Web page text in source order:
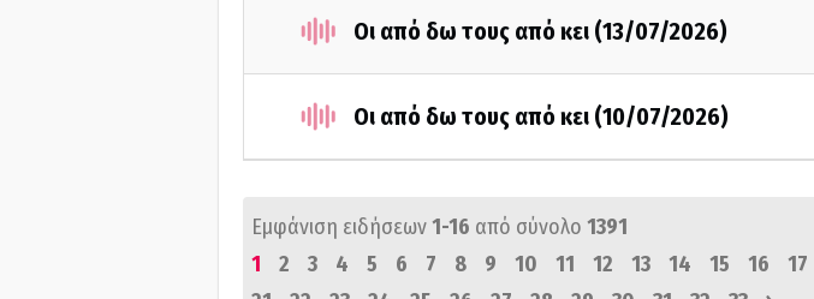
Οι από δω τους από κει (13/07/2026)
Οι από δω τους από κει (10/07/2026)
Εμφάνιση ειδήσεων1-16 από σύνολο 1391
1
2 3 4 5 6 7 8 9 10 11 12 13 14 15 16 17